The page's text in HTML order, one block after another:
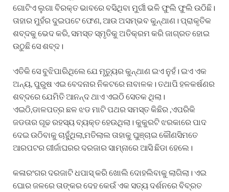
ଗୋଟିଏ ଲୁଗା ବିରକ୍ତ ଭାବରେ ବସିଥିବା ମୁର୍ଗୀ ଭଳି ଫୁଲି ଫୁଲି ଉଠିଛି।
ତାହାର ମୁହଁର ଦୁଇପଟେ ଫେଣ, ଆଉ ଅସମ୍ଭବ କୁନ୍ଥାଣ। ପ୍ରାକୃତିକ
ଶବ୍ଦକୁ ଭେଦ କରି, ସମସ୍ତ ସ୍ମୃତିକୁ ଅତିକ୍ରମ କରି ଜାଗ୍ରତ ହୋଇ
ଉଠୁଛି ସେ ଶବ୍ଦ।
ଏତିକି ସେ ବୁଝିପାରିଥିଲେ ଯେ ମୃତ୍ୟୁର କୁନ୍ଥାଣ ଇଏ ନୁହଁ। ଇଏ ଏକ
ଅନ୍ୟ, ପୁରୁଷ ଏଇ ବେଦନାର ନିକଟରେ ନାବାଳକ। ତଥାପି ହଳକର୍ଷଣର
ଶବ୍ଦରେ ଯେମିତି ଆନନ୍ଦ ଥାଏ ଏଇଠି ସେତକ ଥିଲା।
ଏଇଠି,ଡାଳପତ୍ର ଛଳ ଝଡ ମାଟି ପଥର ସମସ୍ତ କିଛିର ,ଏପରିକି
ଜଡତାର ଗୂଢ ରହସ୍ୟ ବ୍ୟକ୍ତ ହେଉଥିଲା। କୁକୁରଟି ଝରକାରେ ପାଦ
ଦେଇ ଉଠିବାକୁ ଚାହୁଁଥିଲା,ମତିଲାଲ ତାହାକୁ ଘୁଞ୍ଚାଇ କୌଣସିମତେ
ଆରପଟର ଗୀର୍ଜାଘରର ଦରଜାର ସାମ୍ନାରେ ଆସି ଛିଡା ହେଲେ।
କଳାରଂଗର ଦରଜାଟି ଧପାସ୍ କରି ଖୋଲି ଦୋହଲିବାକୁ ଲାଗିଲା। ଏଇ
ଘୋର ଜଳରେ ତାଙ୍କର ଦେହ କେଉଁ ଏକ ସତ୍ୟ ଦର୍ଶନରେ ବିବ୍ରତ